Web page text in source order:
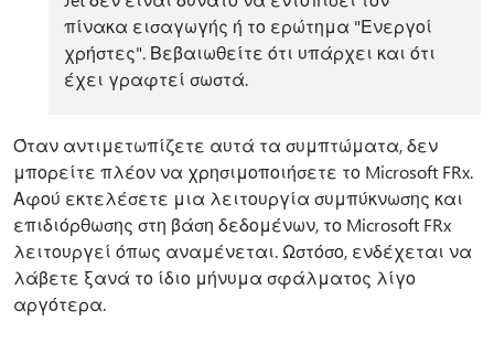
πίνακα εισαγωγής ή το ερώτημα "Ενεργοί
χρήστες". Βεβαιωθείτε ότι υπάρχει και ότι
έχει γραφτεί σωστά.
Όταν αντιμετωπίζετε αυτά τα συμπτώματα, δεν
μπορείτε πλέον να χρησιμοποιήσετε το Microsoft FRx.
Αφού εκτελέσετε μια λειτουργία συμπύκνωσης και
επιδιόρθωσης στη βάση δεδομένων, το Microsoft FRx
λειτουργεί όπως αναμένεται. Ωστόσο, ενδέχεται να
λάβετε ξανά το ίδιο μήνυμα σφάλματος λίγο
αργότερα.